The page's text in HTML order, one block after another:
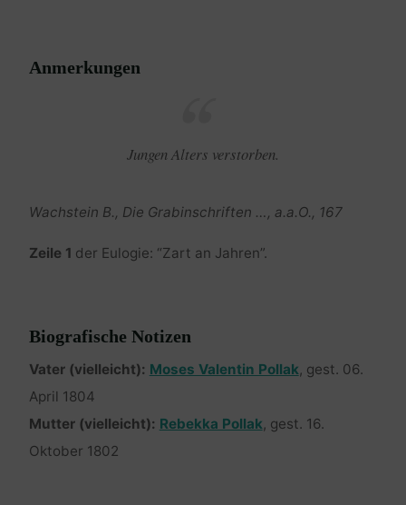
Anmerkungen
Jungen Alters verstorben.
Wachstein B., Die Grabinschriften …, a.a.O., 167
Zeile 1 der Eulogie: “Zart an Jahren”.
Biografische Notizen
Vater (vielleicht): Moses Valentin Pollak, gest. 06.
April 1804
Mutter (vielleicht): Rebekka Pollak, gest. 16.
Oktober 1802